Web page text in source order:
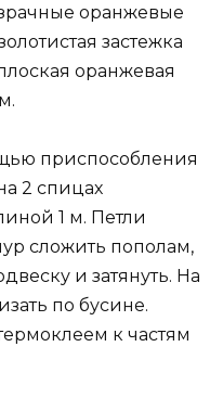
оранжевые
застежка
оранжевая
приспособления
2 спицах
1 м. Петли
сложить пополам,
и затянуть. На
по бусине.
к частям